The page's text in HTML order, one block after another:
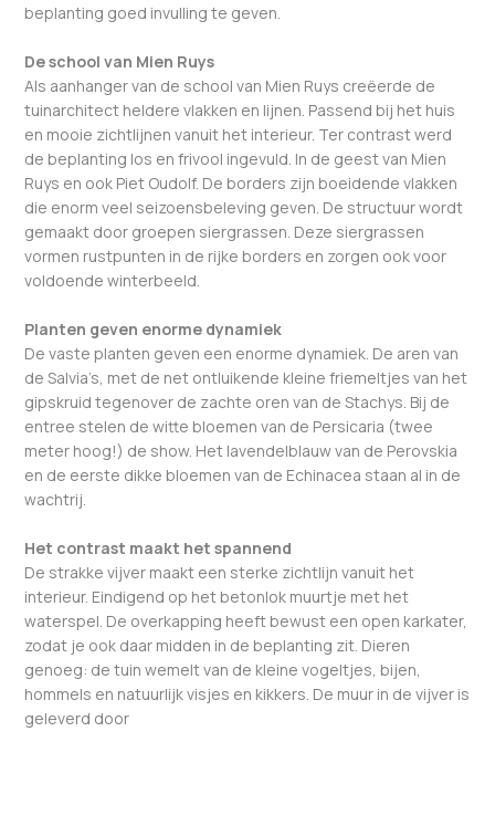
beplanting goed invulling te geven.
De school van Mien Ruys
Als aanhanger van de school van Mien Ruys creëerde de
tuinarchitect heldere vlakken en lijnen. Passend bij het huis
en mooie zichtlijnen vanuit het interieur. Ter contrast werd
de beplanting los en frivool ingevuld. In de geest van Mien
Ruys en ook Piet Oudolf. De borders zijn boeidende vlakken
die enorm veel seizoensbeleving geven. De structuur wordt
gemaakt door groepen siergrassen. Deze siergrassen
vormen rustpunten in de rijke borders en zorgen ook voor
voldoende winterbeeld.
Planten geven enorme dynamiek
De vaste planten geven een enorme dynamiek. De aren van
de Salvia’s, met de net ontluikende kleine friemeltjes van het
gipskruid tegenover de zachte oren van de Stachys. Bij de
entree stelen de witte bloemen van de Persicaria (twee
meter hoog!) de show. Het lavendelblauw van de Perovskia
en de eerste dikke bloemen van de Echinacea staan al in de
wachtrij.
Het contrast maakt het spannend
De strakke vijver maakt een sterke zichtlijn vanuit het
interieur. Eindigend op het betonlok muurtje met het
waterspel. De overkapping heeft bewust een open karkater,
zodat je ook daar midden in de beplanting zit. Dieren
genoeg: de tuin wemelt van de kleine vogeltjes, bijen,
hommels en natuurlijk visjes en kikkers. De muur in de vijver is
geleverd door